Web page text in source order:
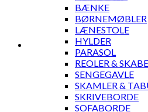
BÆNKE
BØRNEMØBLER
LÆNESTOLE
HYLDER
PARASOL
REOLER & SKABE
SENGEGAVLE
SKAMLER &
SKRIVEBORDE
SOFABORDE